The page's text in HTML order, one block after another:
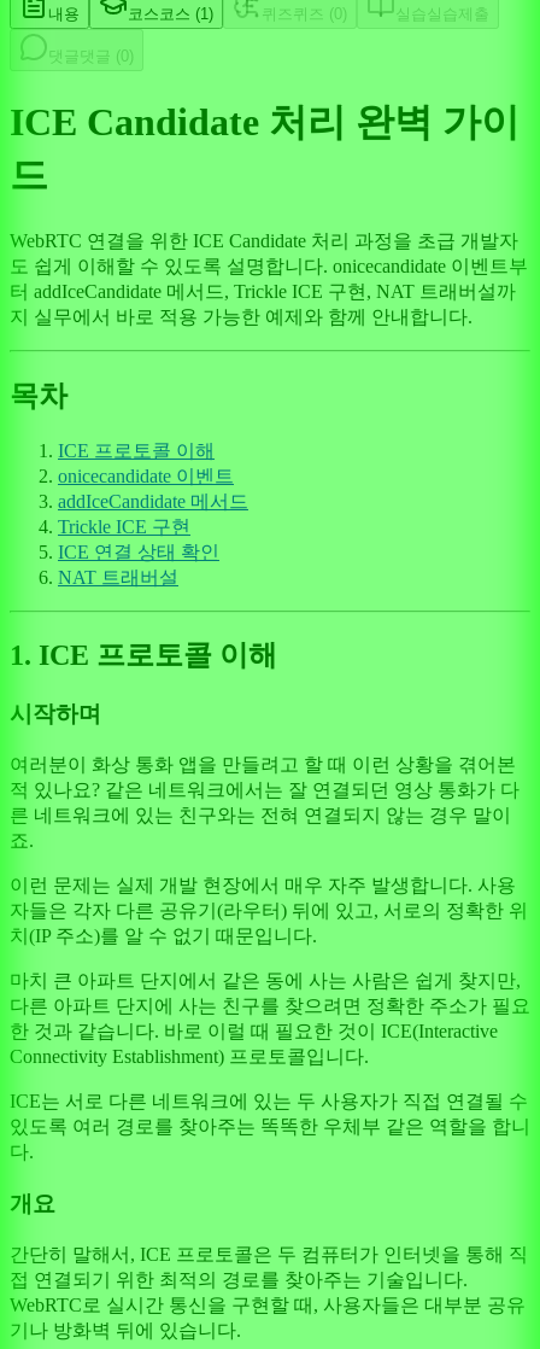
내용 코스 코스 (1 ) 퀴즈 퀴즈 (0 ) 실습실습제출
댓글 댓글 (0 )
ICE Candidate 처리 완벽 가이
드
WebRTC 연결을 위한 ICE Candidate 처리 과정을 초급 개발자
도 쉽게 이해할 수 있도록 설명합니다. onicecandidate 이벤트부
터 addIceCandidate 메서드, Trickle ICE 구현, NAT 트래버설까
지 실무에서 바로 적용 가능한 예제와 함께 안내합니다.
목차
ICE 프로토콜 이해
onicecandidate 이벤트
addIceCandidate 메서드
Trickle ICE 구현
ICE 연결 상태 확인
NAT 트래버설
1. ICE 프로토콜 이해
시작하며
여러분이 화상 통화 앱을 만들려고 할 때 이런 상황을 겪어본
적 있나요? 같은 네트워크에서는 잘 연결되던 영상 통화가 다
른 네트워크에 있는 친구와는 전혀 연결되지 않는 경우 말이
죠.
이런 문제는 실제 개발 현장에서 매우 자주 발생합니다. 사용
자들은 각자 다른 공유기(라우터) 뒤에 있고, 서로의 정확한 위
치(IP 주소)를 알 수 없기 때문입니다.
마치 큰 아파트 단지에서 같은 동에 사는 사람은 쉽게 찾지만,
다른 아파트 단지에 사는 친구를 찾으려면 정확한 주소가 필요
한 것과 같습니다. 바로 이럴 때 필요한 것이 ICE(Interactive
Connectivity Establishment) 프로토콜입니다.
ICE는 서로 다른 네트워크에 있는 두 사용자가 직접 연결될 수
있도록 여러 경로를 찾아주는 똑똑한 우체부 같은 역할을 합니
다.
개요
간단히 말해서, ICE 프로토콜은 두 컴퓨터가 인터넷을 통해 직
접 연결되기 위한 최적의 경로를 찾아주는 기술입니다.
WebRTC로 실시간 통신을 구현할 때, 사용자들은 대부분 공유
기나 방화벽 뒤에 있습니다.